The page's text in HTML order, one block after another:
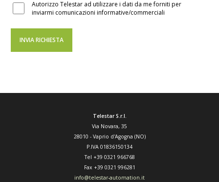
Autorizzo Telestar ad utilizzare i dati da me forniti per
inviarmi comunicazioni informative/commerciali
Telestar S.r.l.
Via Novara, 35
28010 - Vaprio d'Agogna (NO)
P.IVA 01836150134
Tel +39 0321 966768
Fax +39 0321 996281
info@telestar-automation.it